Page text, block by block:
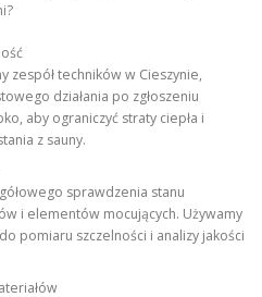
zespół techników w Cieszynie,
działania po zgłoszeniu
aby ograniczyć straty ciepła i
z sauny.
sprawdzenia stanu
i elementów mocujących. Używamy
pomiaru szczelności i analizy jakości